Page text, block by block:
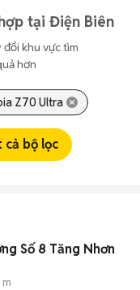
tại Điện Biên
khu vực tìm
hơn
Z70 Ultra
bộ lọc
Số 8 Tăng Nhơn